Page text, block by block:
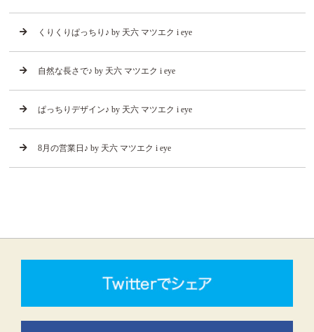
くりくりぱっちり♪ by 天六 マツエク i eye
自然な長さで♪ by 天六 マツエク i eye
ぱっちりデザイン♪ by 天六 マツエク i eye
8月の営業日♪ by 天六 マツエク i eye